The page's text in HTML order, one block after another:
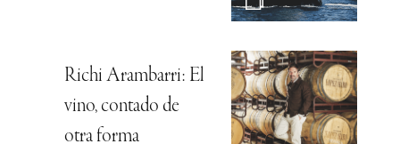
Richi Arambarri: El
vino, contado de
otra forma